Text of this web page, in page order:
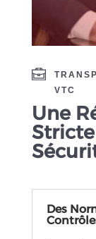
VTC
Une
Des